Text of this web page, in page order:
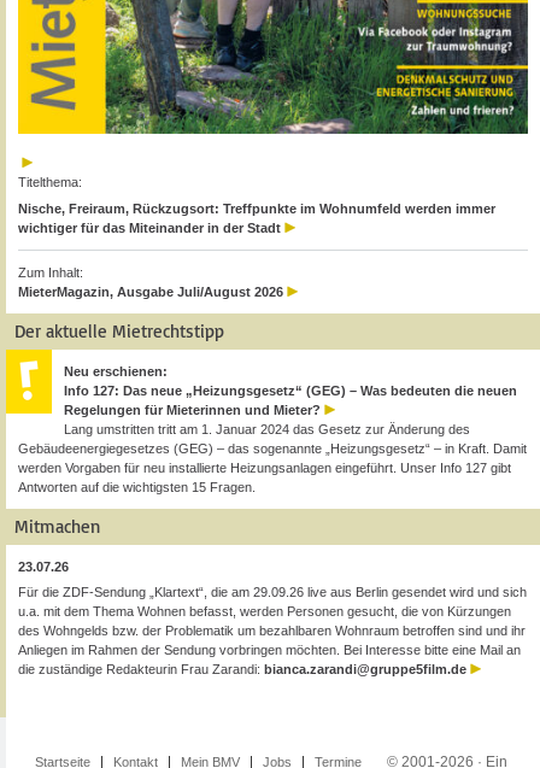
Titelthema:
Nische, Freiraum, Rückzugsort: Treffpunkte im Wohnumfeld werden immer
wichtiger für das Miteinander in der Stadt
Zum Inhalt:
MieterMagazin, Ausgabe Juli/August 2026
Der aktuelle Mietrechtstipp
Neu erschienen:
Info 127: Das neue „Heizungsgesetz“ (GEG) – Was bedeuten die neuen
Regelungen für Mieterinnen und Mieter?
Lang umstritten tritt am 1. Januar 2024 das Gesetz zur Änderung des
Gebäudeenergiegesetzes (GEG) – das sogenannte „Heizungsgesetz“ – in Kraft. Damit
werden Vorgaben für neu installierte Heizungsanlagen eingeführt. Unser Info 127 gibt
Antworten auf die wichtigsten 15 Fragen.
Mitmachen
23.07.26
Für die ZDF-Sendung „Klartext“, die am 29.09.26 live aus Berlin gesendet wird und sich
u.a. mit dem Thema Wohnen befasst, werden Personen gesucht, die von Kürzungen
des Wohngelds bzw. der Problematik um bezahlbaren Wohnraum betroffen sind und ihr
Anliegen im Rahmen der Sendung vorbringen möchten. Bei Interesse bitte eine Mail an
die zuständige Redakteurin Frau Zarandi: bianca.zarandi@gruppe5film.de
Startseite Kontakt Mein BMV Jobs Termine © 2001-2026 · Ein